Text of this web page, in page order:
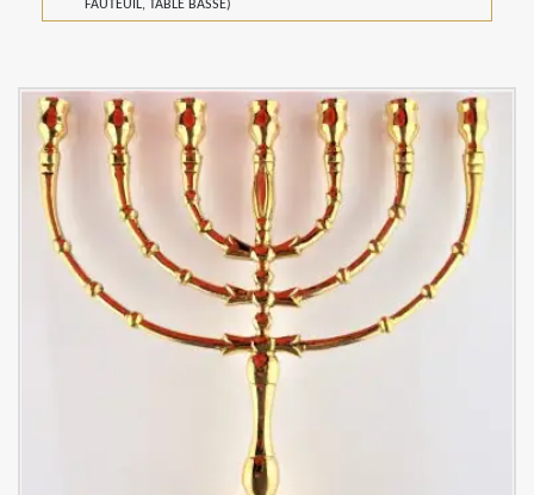
FAUTEUIL, TABLE BASSE)